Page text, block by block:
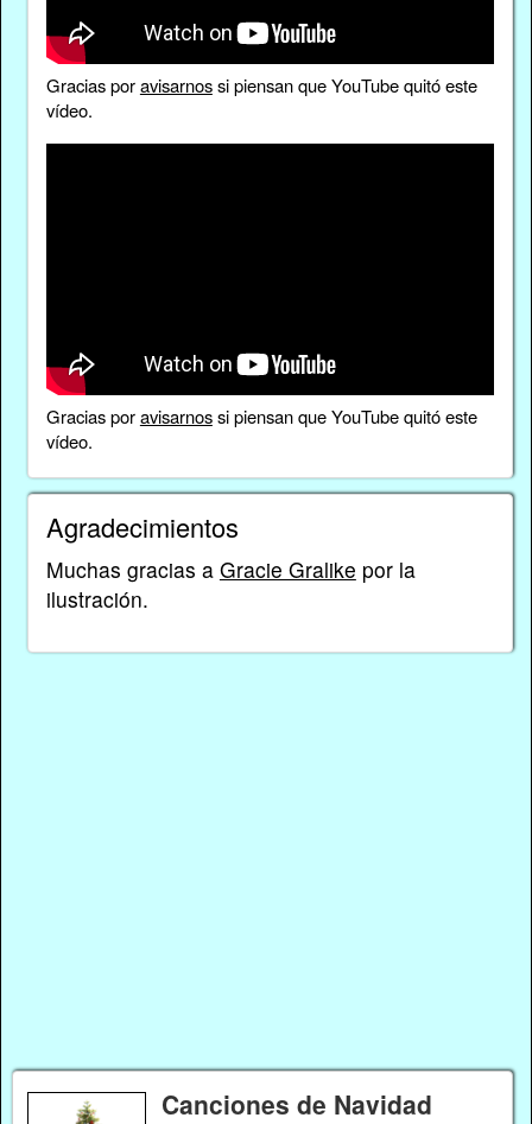
Gracias poravisarnossi piensan que YouTube quitó este
vídeo.
Gracias poravisarnossi piensan que YouTube quitó este
vídeo.
Agradecimientos
Muchas gracias a Gracie Gralike por la
ilustración.
Canciones de Navidad